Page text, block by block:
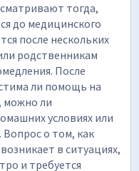
тогда,
до медицинского
после нескольких
родственникам
После
ли помощь на
можно ли
условиях или
о том, как
в ситуациях,
и требуется